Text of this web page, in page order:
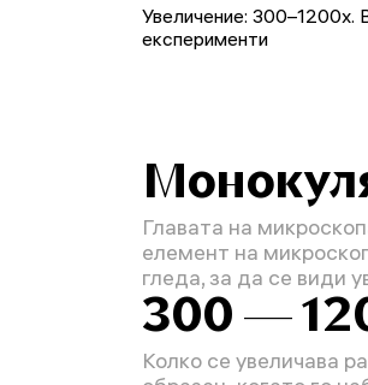
Увеличение: 300–1200x.
експерименти
Главата на
елемент на
гледа, за да се види
300 —
Колко се увеличава